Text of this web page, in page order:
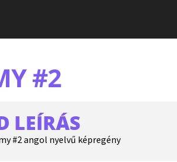
#2
LEÍRÁS
#2 angol nyelvű képregény